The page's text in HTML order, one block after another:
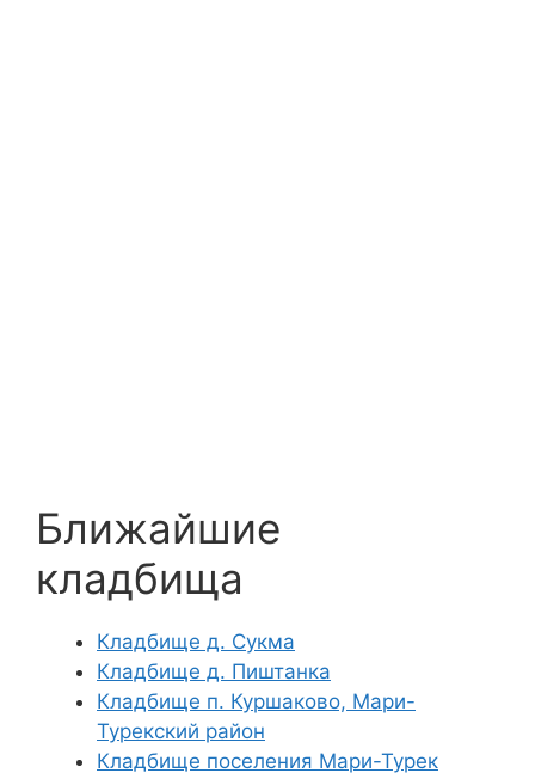
Ближайшие
кладбища
Кладбище д. Сукма
Кладбище д. Пиштанка
Кладбище п. Куршаково, Мари-
Турекский район
Кладбище поселения Мари-Турек